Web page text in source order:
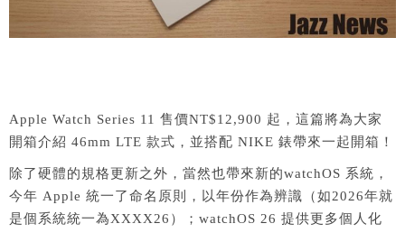
Apple Watch Series 11 售價NT$12,900 起，這篇將為大家
開箱介紹 46mm LTE 款式，並搭配 NIKE 錶帶來一起開箱！
除了硬體的規格更新之外，當然也帶來新的watchOS 系統，
今年 Apple 統一了命名原則，以年份作為辨識（如2026年就
是個系統統一為XXXX26）；watchOS 26 提供更多個人化